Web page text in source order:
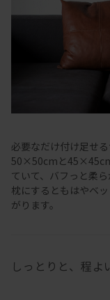
必要なだけ付け足せ
50×50cmと45×45cm
ていて、バフっと柔
枕にするともはやベ
がります。
しっとりと、程よ